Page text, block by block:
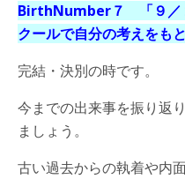
BirthNumber７ 「９／
クールで自分の考えをも
完結・決別の時です。
今までの出来事を振り返
ましょう。
古い過去からの執着や内